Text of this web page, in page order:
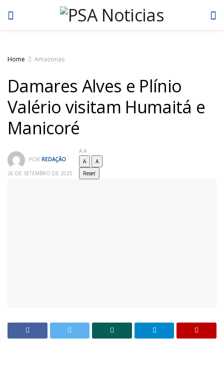
Home Amazonas
Damares Alves e Plínio
Valério visitam Humaitá e
Manicoré
POR REDAÇÃO
26 DE SETEMBRO DE 2025
A A
A
A
Reset